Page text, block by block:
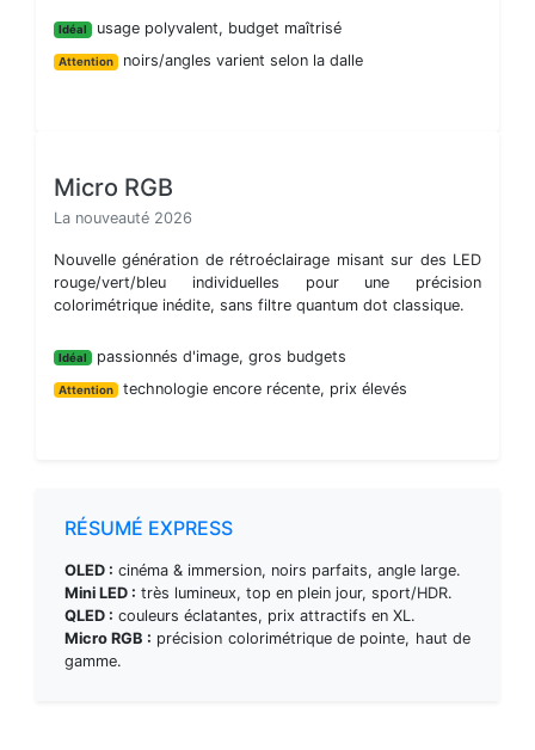
Idéal usage polyvalent, budget maîtrisé
Attention noirs/angles varient selon la dalle
Micro RGB
La nouveauté 2026
Nouvelle génération de rétroéclairage misant sur des LED
rouge/vert/bleu individuelles pour une précision
colorimétrique inédite, sans filtre quantum dot classique.
Idéal passionnés d'image, gros budgets
Attention technologie encore récente, prix élevés
RÉSUMÉ EXPRESS
OLED : cinéma & immersion, noirs parfaits, angle large.
Mini LED : très lumineux, top en plein jour, sport/HDR.
QLED : couleurs éclatantes, prix attractifs en XL.
Micro RGB : précision colorimétrique de pointe, haut de
gamme.